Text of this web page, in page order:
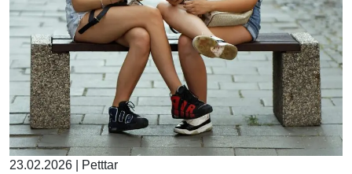
23.02.2026 Petttar